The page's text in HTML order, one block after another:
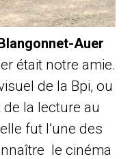
Auer
était notre amie.
de la Bpi, ou
la lecture au
fut l’une des
le cinéma